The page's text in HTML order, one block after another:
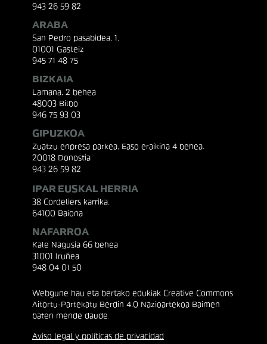
943 26 59 82
ARABA
San Pedro pasabidea, 1.
01001 Gasteiz
945 71 48 75
BIZKAIA
Lamana, 2 behea
48003 Bilbo
946 75 93 03
GIPUZKOA
Zuatzu enpresa parkea, Easo eraikina 4 behea.
20018 Donostia
943 26 59 82
IPAR EUSKAL HERRIA
38 Cordeliers karrika.
64100 Baiona
NAFARROA
Kale Nagusia 66 behea
31001 Iruñea
948 04 01 50
Webgune hau eta bertako edukiak Creative Commons
Aitortu-Partekatu Berdin 4.0 Nazioartekoa Baimen
baten mende daude.
Aviso legal y políticas de privacidad